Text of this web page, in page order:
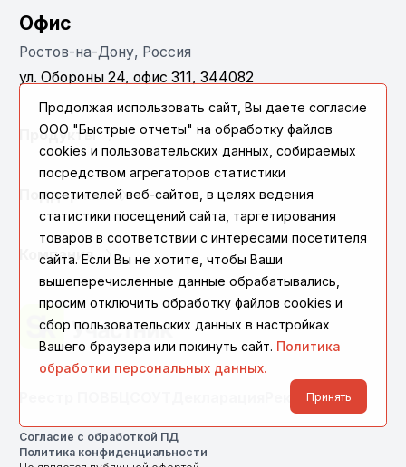
Офис
Ростов-на-Дону, Россия
ул. Обороны 24, офис 311, 344082
Продукты
Поддержка
Компания
Реквизиты
Согласие с обработкой ПД
Политика конфиденциальности
Продолжая использовать сайт, Вы даете согласие
ООО "Быстрые отчеты" на обработку файлов
cookies и пользовательских данных, собираемых
посредством агрегаторов статистики
посетителей веб-сайтов, в целях ведения
статистики посещений сайта, таргетирования
товаров в соответствии с интересами посетителя
сайта. Если Вы не хотите, чтобы Ваши
вышеперечисленные данные обрабатывались,
просим отключить обработку файлов cookies и
сбор пользовательских данных в настройках
Вашего браузера или покинуть сайт. Политика
обработки персональных данных.
Принять